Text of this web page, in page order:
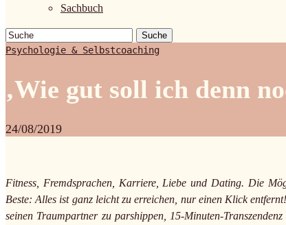
Sachbuch
Suche
Psychologie & Selbstcoaching
‚Wie gut soll ich denn
24/08/2019
Fitness, Fremdsprachen, Karriere, Liebe und Dating. Die
Beste: Alles ist ganz leicht zu erreichen, nur einen Klick
seinen Traumpartner zu parshippen, 15-Minuten-